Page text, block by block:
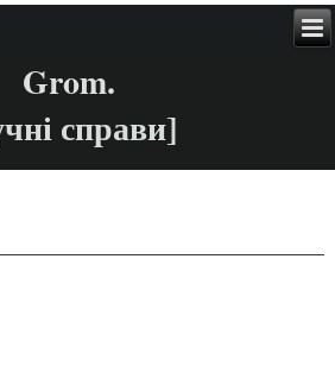
Grom.
справи]